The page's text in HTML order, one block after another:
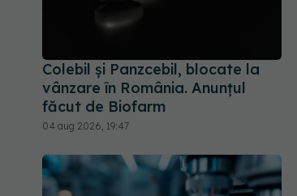
Colebil și Panzcebil, blocate la
vânzare în România. Anunțul
făcut de Biofarm
04 aug 2026, 19:47